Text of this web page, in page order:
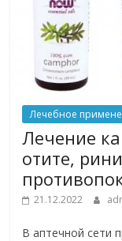
Лечебное
Лечение
отите,
21.12.2022
В аптечной сети